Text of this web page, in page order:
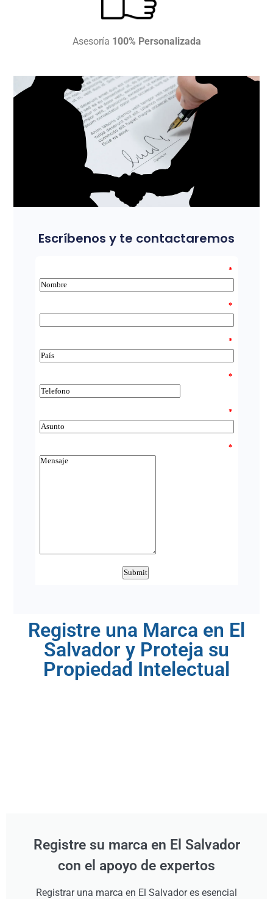
Asesoría 100% Personalizada
Escríbenos y te contactaremos
Registre una Marca en El
Salvador y Proteja su
Propiedad Intelectual
Registre su marca en El Salvador
con el apoyo de expertos
Registrar una marca en El Salvador es esencial